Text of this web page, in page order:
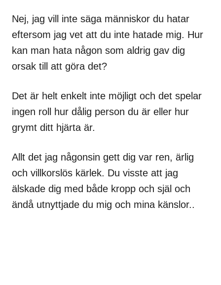
Nej, jag vill inte säga människor du hatar
eftersom jag vet att du inte hatade mig. Hur
kan man hata någon som aldrig gav dig
orsak till att göra det?
Det är helt enkelt inte möjligt och det spelar
ingen roll hur dålig person du är eller hur
grymt ditt hjärta är.
Allt det jag någonsin gett dig var ren, ärlig
och villkorslös kärlek. Du visste att jag
älskade dig med både kropp och själ och
ändå utnyttjade du mig och mina känslor..